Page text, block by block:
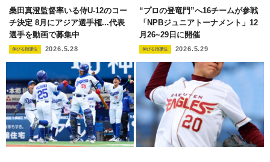
桑田真澄監督率いる侍U-12のコー
チ決定 8月にアジア選手権...代表
選手を動画で募集中
伸びる指導法 2026.5.28
“プロの登竜門”へ16チームが参戦
「NPBジュニアトーナメント」12
月26~29日に開催
伸びる指導法 2026.5.29